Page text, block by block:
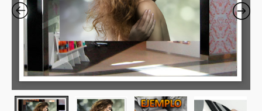
precios:
desde
€22.00